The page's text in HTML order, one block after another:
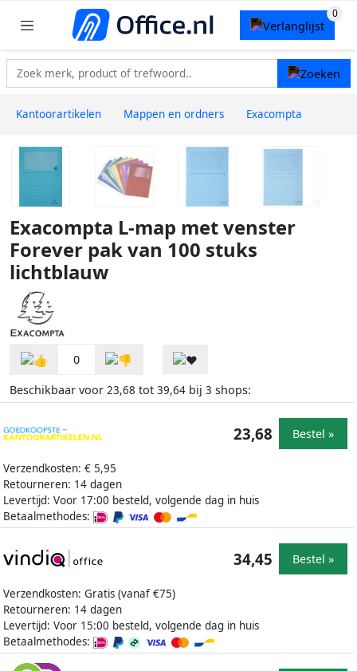
Kantoorartikelen Mappen en ordners Exacompta
Exacompta L-map met venster
Forever pak van 100 stuks
lichtblauw
0
Beschikbaar voor 23,68 tot 39,64 bij 3 shops:
Verzendkosten: € 5,95
Retourneren: 14 dagen
Levertijd: Voor 17:00 besteld, volgende dag in huis
Betaalmethodes:
23,68 Bestel »
Verzendkosten: Gratis (vanaf €75)
Retourneren: 14 dagen
Levertijd: Voor 15:00 besteld, volgende dag in huis
Betaalmethodes:
34,45 Bestel »